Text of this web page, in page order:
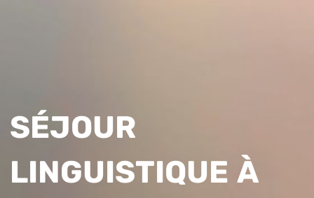
SÉJOUR
LINGUISTIQUE À